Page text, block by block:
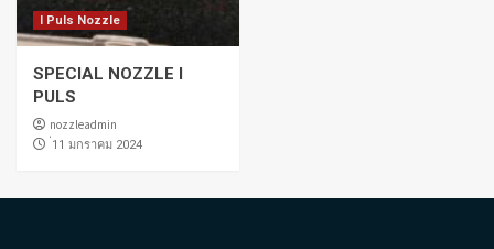
I Puls Nozzle
SPECIAL NOZZLE I
PULS
nozzleadmin
่11 มกราคม 2024